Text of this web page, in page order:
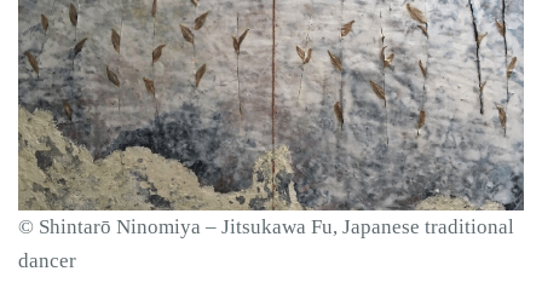
© Shintarō Ninomiya – Jitsukawa Fu, Japanese traditional
dancer